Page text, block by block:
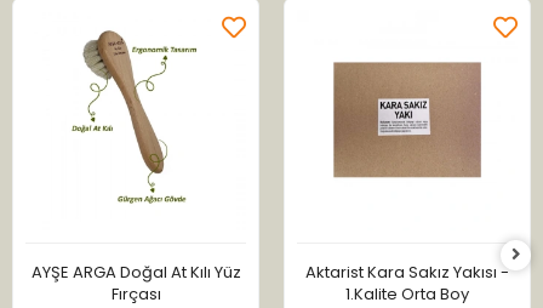
AYŞE ARGA Doğal At Kılı Yüz
Fırçası
Aktarist Kara Sakız Yakısı -
1.Kalite Orta Boy